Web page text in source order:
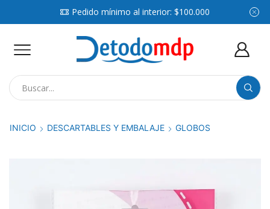
Pedido mínimo al interior: $100.000
INICIO DESCARTABLES Y EMBALAJE GLOBOS